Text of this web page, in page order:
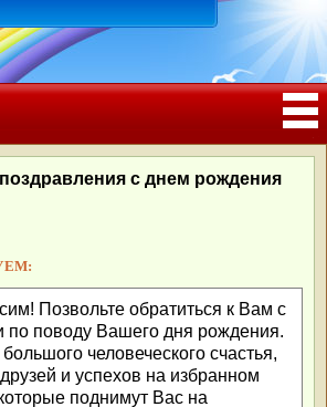
РОЖДЕНИЯ, ЮБИЛЕЕМ
с днем рождения
Позвольте обратиться к Вам с
по поводу Вашего дня рождения.
человеческого счастья,
и успехов на избранном
поднимут Вас на